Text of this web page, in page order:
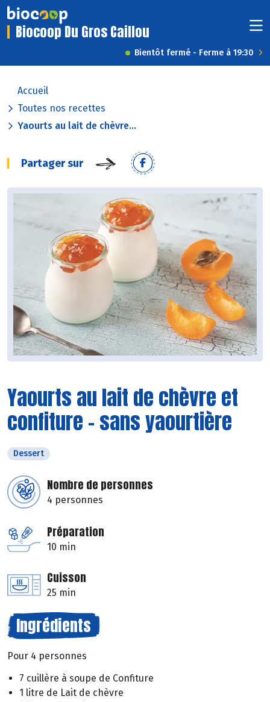
Biocoop Du Gros Caillou
Bientôt fermé - Ferme à 19:30
Accueil
Toutes nos recettes
Yaourts au lait de chèvre...
Partager sur
Yaourts au lait de chèvre et
confiture - sans yaourtière
Dessert
Nombre de personnes
4 personnes
Préparation
10 min
Cuisson
25 min
Ingrédients
Pour 4 personnes
7 cuillère à soupe de Confiture
1 litre de Lait de chèvre